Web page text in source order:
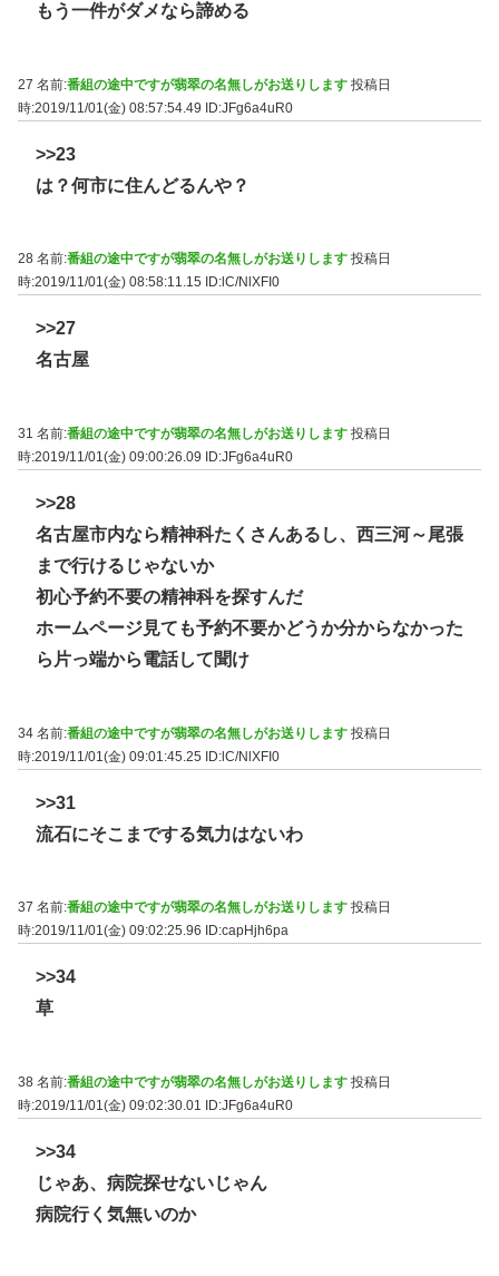
もう一件がダメなら諦める
27 名前:番組の途中ですが翡翠の名無しがお送りします 投稿日
時:2019/11/01(金) 08:57:54.49 ID:JFg6a4uR0
>>23
は？何市に住んどるんや？
28 名前:番組の途中ですが翡翠の名無しがお送りします 投稿日
時:2019/11/01(金) 08:58:11.15
ID:lC/NlXFI0
>>27
名古屋
31 名前:番組の途中ですが翡翠の名無しがお送りします 投稿日
時:2019/11/01(金) 09:00:26.09
ID:JFg6a4uR0
>>28
名古屋市内なら精神科たくさんあるし、西三河～尾張
まで行けるじゃないか
初心予約不要の精神科を探すんだ
ホームページ見ても予約不要かどうか分からなかった
ら片っ端から電話して聞け
34 名前:番組の途中ですが翡翠の名無しがお送りします 投稿日
時:2019/11/01(金) 09:01:45.25 ID:lC/NlXFI0
>>31
流石にそこまでする気力はないわ
37 名前:番組の途中ですが翡翠の名無しがお送りします 投稿日
時:2019/11/01(金) 09:02:25.96
ID:capHjh6pa
>>34
草
38 名前:番組の途中ですが翡翠の名無しがお送りします 投稿日
時:2019/11/01(金) 09:02:30.01 ID:JFg6a4uR0
>>34
じゃあ、病院探せないじゃん
病院行く気無いのか